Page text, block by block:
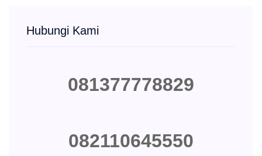
Hubungi Kami
081377778829
082110645550